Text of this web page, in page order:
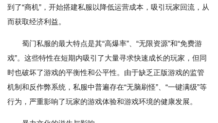
到了“商机”，开始搭建私服以降低运营成本，吸引玩家回流，从
而获取经济利益。
蜀门私服的最大特点是其“高爆率”、“无限资源”和“免费游
戏”。这些特性在短期内吸引了大量寻求快速成长的玩家，但同
时也破坏了游戏的平衡性和公平性。由于缺乏正版游戏的监管
机制和反作弊系统，私服中普遍存在“无脑刷怪”、“一键满级”等
行为，严重影响了玩家的游戏体验和游戏环境的健康发展。